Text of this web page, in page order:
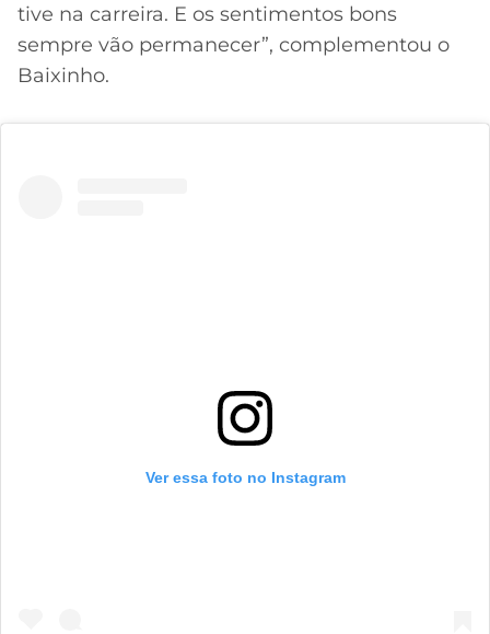
tive na carreira. E os sentimentos bons
sempre vão permanecer”, complementou o
Baixinho.
Ver essa foto no Instagram